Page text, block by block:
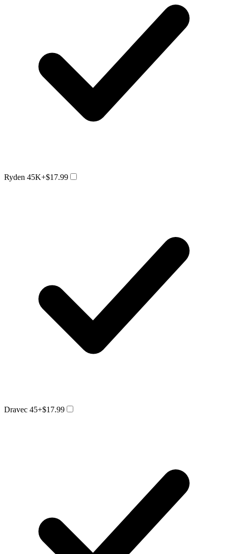
Ryden 45K+$17.99
Dravec 45+$17.99